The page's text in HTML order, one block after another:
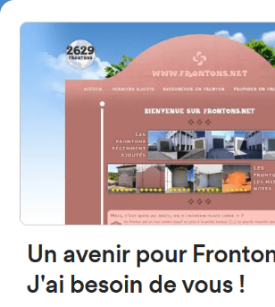
BUSCAR UN
AÑADIR UN FRONTÓN
4784
frontones
75016 Paris,